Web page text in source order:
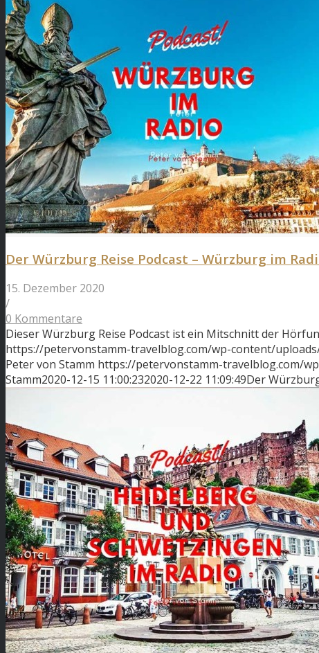
Der Würzburg Reise Podcast – Würzburg im
15. Dezember 2020
/
0 Kommentare
Dieser Würzburg Reise Podcast ist ein Mitschnitt der
https://petervonstamm-travelblog.com/wp-content/
Peter von Stamm https://petervonstamm-travelblog.com/
Stamm2020-12-15 11:00:232020-12-22 11:09:49Der